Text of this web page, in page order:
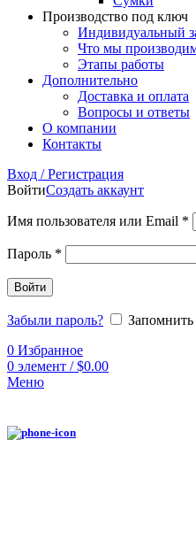
Производство под ключ
Индивидуальный
Что мы
Этапы работы
Дополнительно
Доставка и оплата
Вопросы и ответы
О компании
Контакты
Вход / Регистрация
ВойтиСоздать аккаунт
Имя пользователя или Email *
Пароль *
Войти
Забыли пароль?
0 Избранное
0 элемент / $0.00
Меню